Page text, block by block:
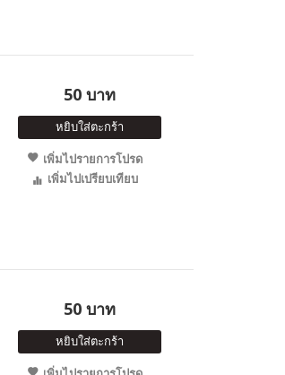
50 บาท
หยิบใส่ตะกร้า
เพิ่มไปรายการโปรด
เพิ่มไปเปรียบเทียบ
50 บาท
หยิบใส่ตะกร้า